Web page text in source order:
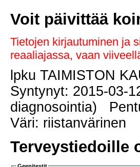
Voit päivittää
Tietojen kirjautuminen ja
reaaliajassa, vaan
lpku TAIMISTON
Syntynyt: 2015-03-
diagnosointia)
Väri: riistanvärinen
Terveystiedoille
Geenitestit